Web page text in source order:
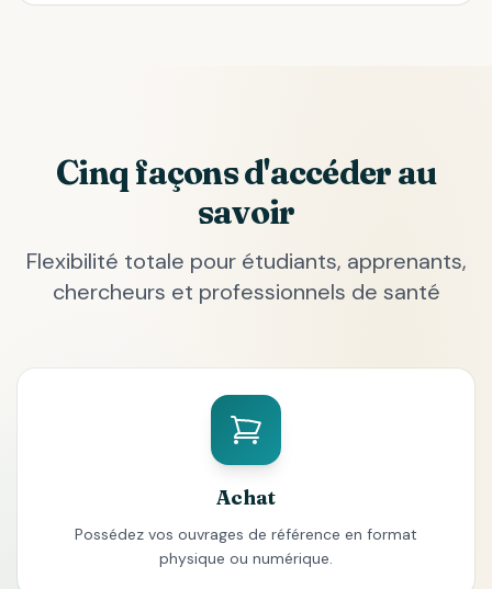
Cinq façons d'accéder au
savoir
Flexibilité totale pour étudiants, apprenants,
chercheurs et professionnels de santé
Achat
Possédez vos ouvrages de référence en format
physique ou numérique.